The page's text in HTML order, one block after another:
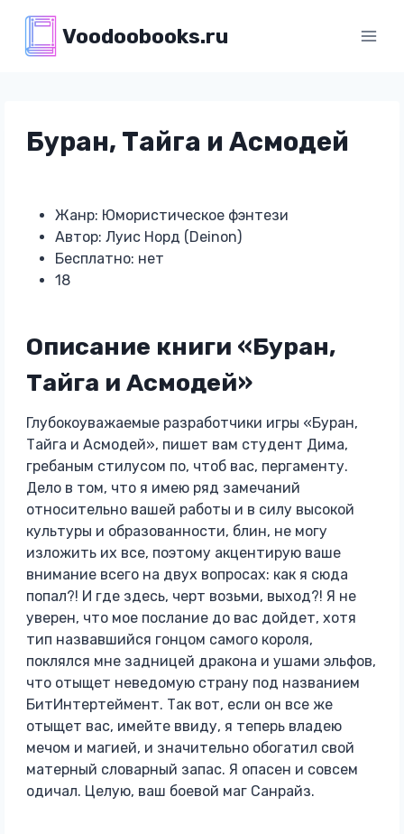
содержимому
Voodoobooks.ru
Буран, Тайга и Асмодей
Жанр: Юмористическое фэнтези
Автор: Луис Норд (Deinon)
Бесплатно: нет
18
Описание книги «Буран,
Тайга и Асмодей»
Глубокоуважаемые разработчики игры «Буран,
Тайга и Асмодей», пишет вам студент Дима,
гребаным стилусом по, чтоб вас, пергаменту.
Дело в том, что я имею ряд замечаний
относительно вашей работы и в силу высокой
культуры и образованности, блин, не могу
изложить их все, поэтому акцентирую ваше
внимание всего на двух вопросах: как я сюда
попал?! И где здесь, черт возьми, выход?! Я не
уверен, что мое послание до вас дойдет, хотя
тип назвавшийся гонцом самого короля,
поклялся мне задницей дракона и ушами эльфов,
что отыщет неведомую страну под названием
БитИнтертеймент. Так вот, если он все же
отыщет вас, имейте ввиду, я теперь владею
мечом и магией, и значительно обогатил свой
матерный словарный запас. Я опасен и совсем
одичал. Целую, ваш боевой маг Санрайз.